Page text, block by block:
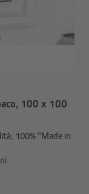
100 x 100
100% "Made in